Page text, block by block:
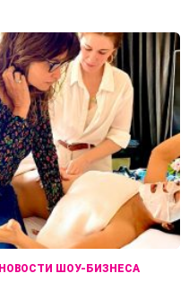
НОВОСТИ ШОУ-БИЗНЕСА